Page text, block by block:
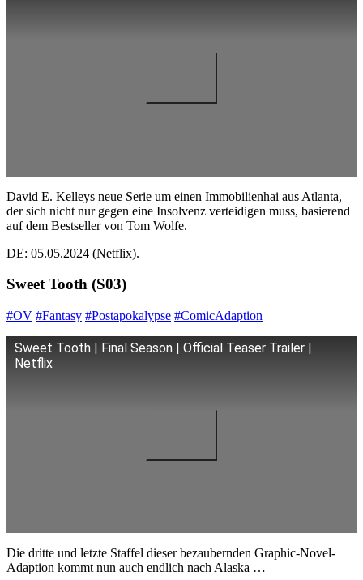
David E. Kelleys neue Serie um einen Immobilienhai aus Atlanta,
der sich nicht nur gegen eine Insolvenz verteidigen muss, basierend
auf dem Bestseller von Tom Wolfe.
DE: 05.05.2024 (Netflix).
Sweet Tooth (S03)
#OV #Fantasy #Postapokalypse #ComicAdaption
Sweet Tooth | Final Season | Official Teaser Trailer |
Netflix
Die dritte und letzte Staffel dieser bezaubernden Graphic-Novel-
Adaption kommt nun auch endlich nach Alaska …